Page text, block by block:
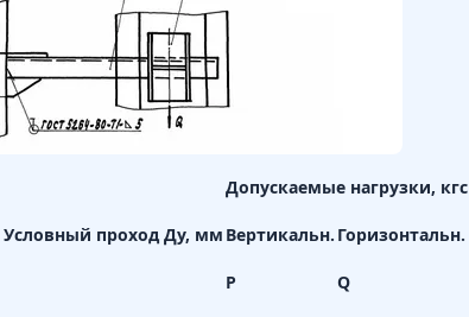
Условный проход Ду, мм
Допускаемые нагрузки, кгс
Вертикальн. Горизонтальн.
Р
Q